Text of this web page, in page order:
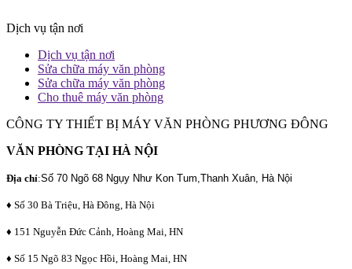
Dịch vụ tận nơi
Dịch vụ tận nơi
Sửa chữa máy văn phòng
Sửa chữa máy văn phòng
Cho thuê máy văn phòng
CÔNG TY THIẾT BỊ MÁY VĂN PHÒNG PHƯƠNG ĐÔNG
VĂN PHÒNG TẠI HÀ NỘI
Địa chỉ:Số 70 Ngõ 68 Ngụy Như Kon Tum,Thanh Xuân, Hà Nội
♦ Số 30 Bà Triệu, Hà Đông, Hà Nội
♦ 151 Nguyễn Đức Cảnh, Hoàng Mai, HN
♦ Số 15 Ngõ 83 Ngọc Hồi, Hoàng Mai, HN